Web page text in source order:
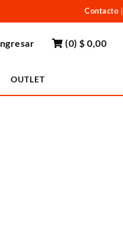
Contacto
(0)$ 0,00
OUTLET